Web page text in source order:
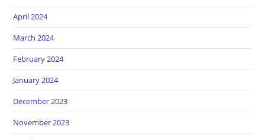
April 2024
March 2024
February 2024
January 2024
December 2023
November 2023